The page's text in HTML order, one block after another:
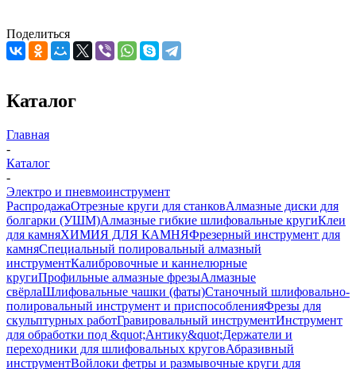
Поделиться
Каталог
Главная
-
Каталог
-
Электро и пневмоинструмент
РаспродажаОтрезные круги для станковАлмазные диски для
болгарки (УШМ)Алмазные гибкие шлифовальные кругиКлеи
для камняХИМИЯ ДЛЯ КАМНЯФрезерный инструмент для
камняСпециальный полировальный алмазный
инструментКалибровочные и каннелюрные
кругиПрофильные алмазные фрезыАлмазные
свёрлаШлифовальные чашки (фаты)Станочный шлифовально-
полировальный инструмент и приспособленияФрезы для
скульптурных работГравировальный инструментИнструмент
для обработки под &quot;Антику&quot;Держатели и
переходники для шлифовальных круговАбразивный
инструментВойлоки фетры и размывочные круги для